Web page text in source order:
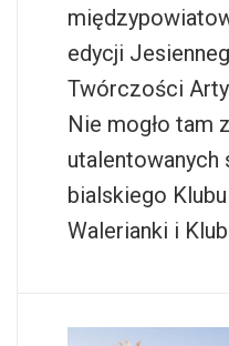
edycji
Twórczości
Nie mogło tam
utalentowanych
bialskiego
Walerianki i